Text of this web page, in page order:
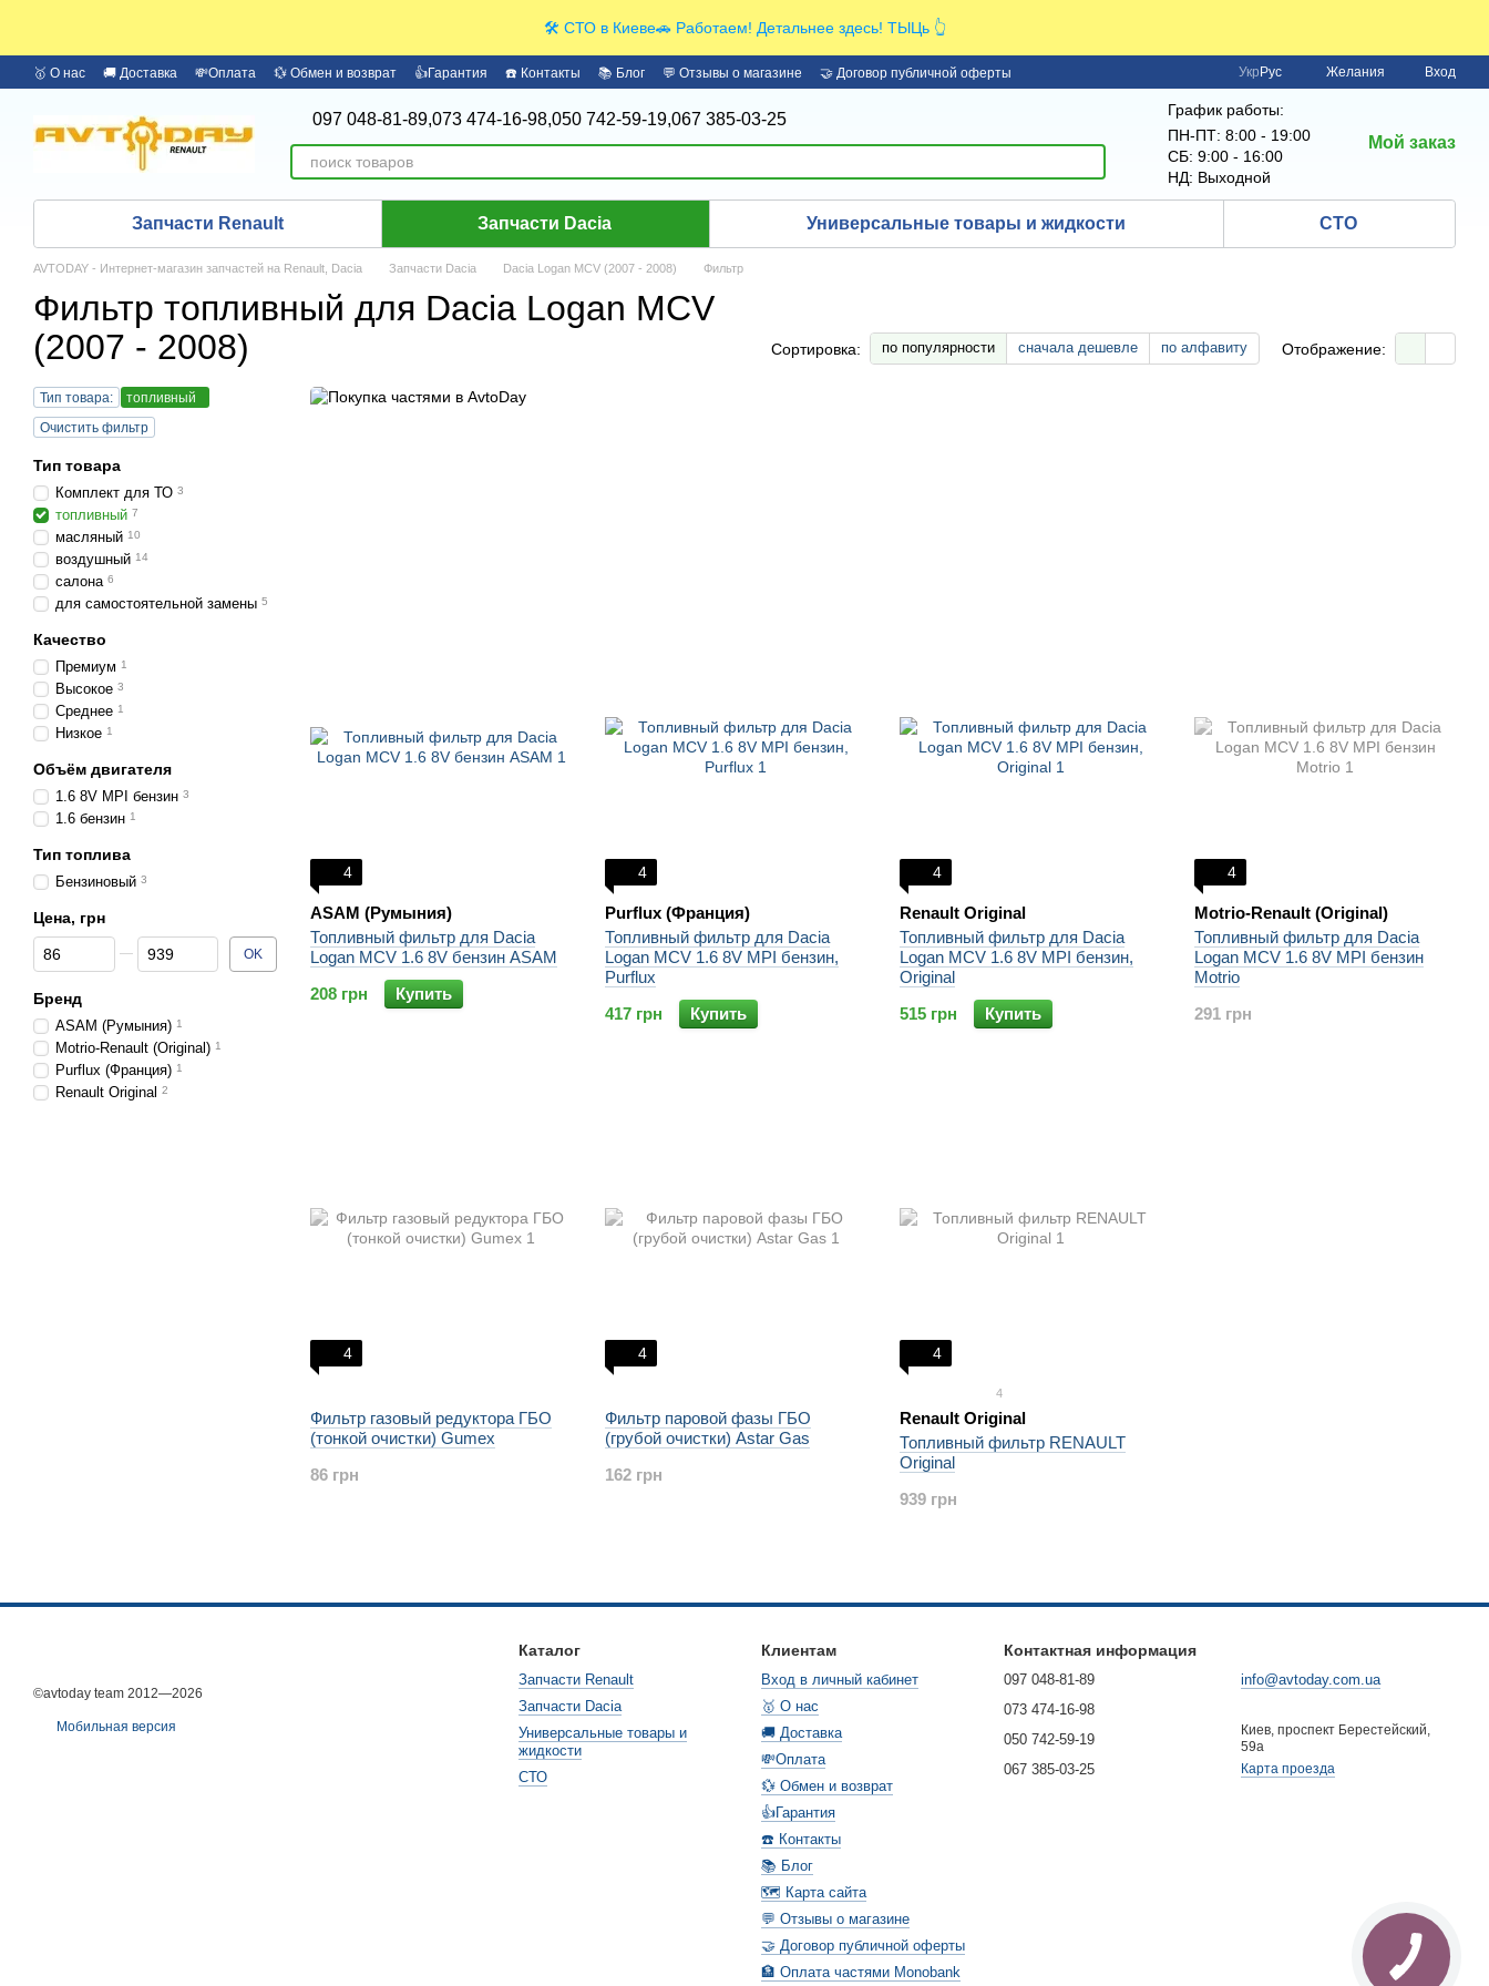
🛠️ СТО в Киеве🚗 Работаем! Детальнее здесь! ТЫЦь 👆
🥇 О нас 🚚 Доставка 💸Оплата 💱 Обмен и возврат 👍Гарантия ☎️ Контакты 📚 Блог 💬 Отзывы о магазине
🤝 Договор публичной оферты
Укр Рус Желания Вход
097 048-81-89,073 474-16-98,050 742-59-19,067 385-03-25
График работы:
ПН-ПТ: 8:00 - 19:00
СБ: 9:00 - 16:00
НД: Выходной
Мой заказ
Запчасти Renault Запчасти Dacia Универсальные товары и жидкости СТО
AVTODAY - Интернет-магазин запчастей на Renault, Dacia Запчасти Dacia Dacia Logan MCV (2007 - 2008) Фильтр
Фильтр топливный для Dacia Logan MCV
(2007 - 2008)
Сортировка: по популярности сначала дешевле по алфавиту Отображение:
4
ASAM (Румыния)
Топливный фильтр для Dacia
Logan MCV 1.6 8V бензин ASAM
208 грн
Купить
4
Purflux (Франция)
Топливный фильтр для Dacia
Logan MCV 1.6 8V MPI бензин,
Purflux
417 грн
Купить
4
Renault Original
Топливный фильтр для Dacia
Logan MCV 1.6 8V MPI бензин,
Original
515 грн
Купить
4
Motrio-Renault (Original)
Топливный фильтр для Dacia
Logan MCV 1.6 8V MPI бензин
Motrio
291 грн
4
Фильтр газовый редуктора ГБО
(тонкой очистки) Gumex
86 грн
4
Фильтр паровой фазы ГБО
(грубой очистки) Astar Gas
162 грн
4
4
Renault Original
Топливный фильтр RENAULT
Original
939 грн
Тип товара:
топливный
Очистить фильтр
Тип товара
Комплект для ТО 3
топливный 7
масляный 10
воздушный 14
салона 6
для самостоятельной замены 5
Качество
Премиум 1
Высокое 3
Среднее 1
Низкое 1
Объём двигателя
1.6 8V MPI бензин 3
1.6 бензин 1
Тип топлива
Бензиновый 3
Цена, грн
От Цена, грн
До Цена, грн OK
Бренд
ASAM (Румыния) 1
Motrio-Renault (Original) 1
Purflux (Франция) 1
Renault Original 2
©avtoday team 2012—2026
Мобильная версия
Каталог
Запчасти Renault
Запчасти Dacia
Универсальные товары и
жидкости
СТО
Клиентам
Вход в личный кабинет
🥇 О нас
🚚 Доставка
💸Оплата
💱 Обмен и возврат
👍Гарантия
☎️ Контакты
📚 Блог
🗺️ Карта сайта
💬 Отзывы о магазине
🤝 Договор публичной оферты
🏦 Оплата частями Monobank
Контактная информация
097 048-81-89
073 474-16-98
050 742-59-19
067 385-03-25
info@avtoday.com.ua
Киев, проспект Берестейский,
59а
Карта проезда